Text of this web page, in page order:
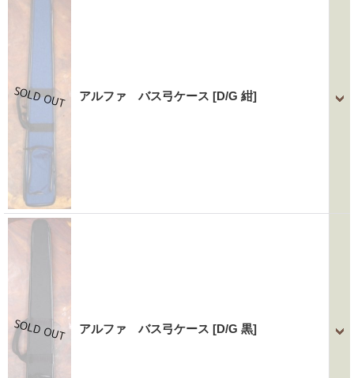
アルファ バス弓ケース [D/G 紺]
アルファ バス弓ケース [D/G 黒]